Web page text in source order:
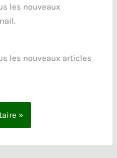
les nouveaux
les nouveaux articles